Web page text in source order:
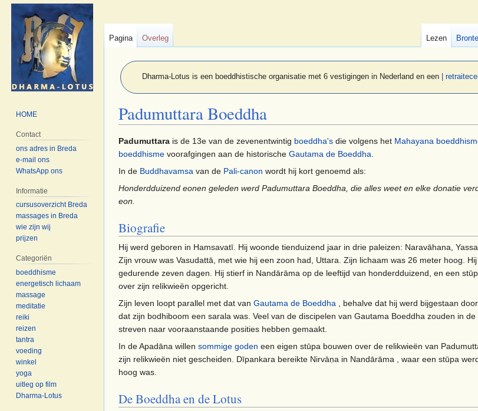
Dharma-Lotus is een boeddhistische organisatie met 6 vestigingen in Nederland en een |
Padumuttara Boeddha
Naar
navigatie
springen
Naar
zoeken
springen
Padumuttara is de 13e van de zevenentwintig boeddha's die volgens het Mahayana
boeddhisme voorafgingen aan de historische Gautama de Boeddha
In de Buddhavamsa van de Pali-canon wordt hij kort genoemd als:
Honderdduizend eonen geleden werd Padumuttara Boeddha, die alles weet en elke donatie
eon.
Biografie
Hij werd geboren in Hamsavatī. Hij woonde tienduizend jaar in drie paleizen: Naravāhana,
Zijn vrouw was Vasudattā, met wie hij een zoon had, Uttara. Zijn lichaam was 26 meter hoog.
gedurende zeven dagen. Hij stierf in Nandārāma op de leeftijd van honderdduizend, en een
over zijn relikwieën opgericht.
Zijn leven loopt parallel met dat van Gautama de Boeddha , behalve dat hij werd bijgestaan
dat zijn bodhiboom een ​​sarala was. Veel van de discipelen van Gautama Boeddha zouden in
streven naar vooraanstaande posities hebben gemaakt.
In de Apadāna willen sommige goden een eigen stūpa bouwen over de relikwieën van
zijn relikwieën niet gescheiden. Dīpankara bereikte Nirvāṇa in Nandārāma , waar een stūpa
hoog was.
De Boeddha en de Lotus
Pagina Overleg Lezen
HOME
Contact
ons adres in Breda
e-mail ons
WhatsApp ons
Informatie
cursusoverzicht Breda
massages in Breda
wie zijn wij
prijzen
Categoriën
boeddhisme
energetisch lichaam
massage
meditatie
reiki
reizen
tantra
voeding
winkel
yoga
uitleg op film
Dharma-Lotus